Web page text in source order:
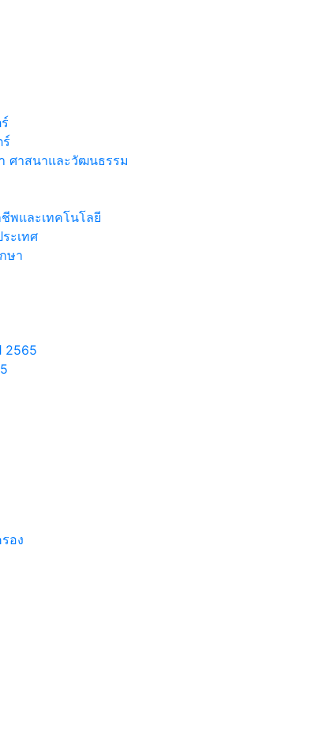
ศาสนาและวัฒนธรรม
พและเทคโนโลยี
ะเทศ
ษา
2565
อง